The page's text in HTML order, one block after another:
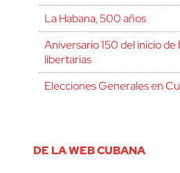
La Habana, 500 años
Aniversario 150 del inicio de
libertarias
Elecciones Generales en
DE LA WEB CUBANA